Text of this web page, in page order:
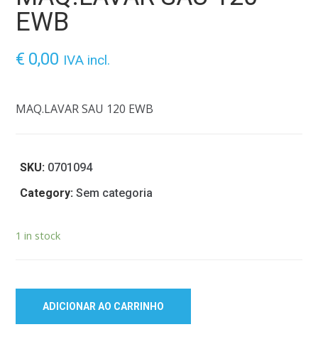
EWB
€ 0,00 IVA incl.
MAQ.LAVAR SAU 120 EWB
SKU: 0701094
Category:Sem categoria
1 in stock
ADICIONAR AO CARRINHO